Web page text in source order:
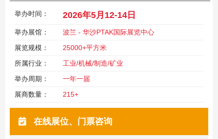
举办时间： 2026年5月12-14日
举办展馆：
波兰 - 华沙PTAK国际展览中心
展览规模：
25000+平方米
所属行业：
工业/机械/制造/矿业
举办周期：
一年一届
展商数量：
215+
在线展位、门票咨询